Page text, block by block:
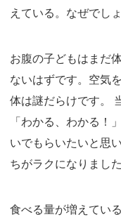
えている。なぜでしょ
お腹の子どもはまだ
ないはずです。空気
体は謎だらけです。
「わかる、わかる！
いでもらいたいと思
ちがラクになりました
食べる量が増えてい